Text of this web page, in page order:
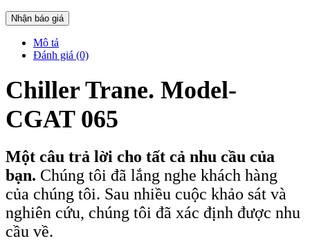
Nhận báo giá
Mô tả
Đánh giá (0)
Chiller Trane. Model-
CGAT 065
Một câu trả lời cho tất cả nhu cầu của
bạn. Chúng tôi đã lắng nghe khách hàng
của chúng tôi. Sau nhiều cuộc khảo sát và
nghiên cứu, chúng tôi đã xác định được nhu
cầu về.